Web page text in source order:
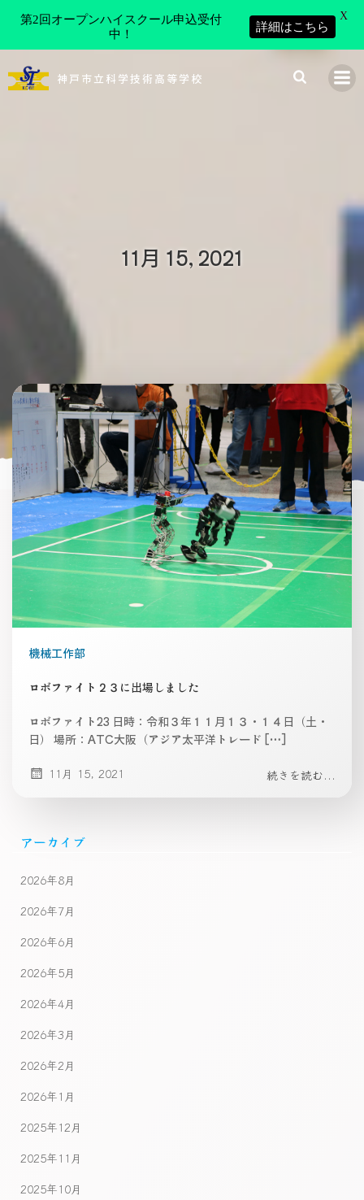
ン
神戸市立科学技術高等学校
11月 15, 2021
機械工作部
ロボファイト２３に出場しました
ロボファイト23 日時：令和３年１１月１３・１４日（土・
日） 場所：ATC大阪（アジア太平洋トレード […]
11月 15, 2021 続きを読む...
アーカイブ
2026年8月
2026年7月
2026年6月
2026年5月
2026年4月
2026年3月
2026年2月
2026年1月
2025年12月
2025年11月
2025年10月
第2回オープンハイスクール申込受付
中！
詳細はこちら
X